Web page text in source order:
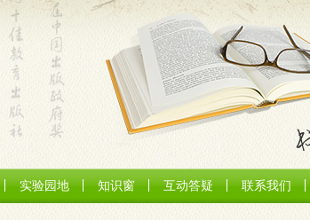
实验园地 知识窗 互动答疑 联系我们